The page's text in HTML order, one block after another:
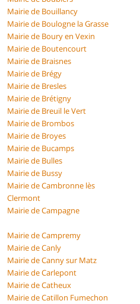
Mairie de Bouillancy
Mairie de Boulogne la Grasse
Mairie de Boury en Vexin
Mairie de Boutencourt
Mairie de Braisnes
Mairie de Brégy
Mairie de Bresles
Mairie de Brétigny
Mairie de Breuil le Vert
Mairie de Brombos
Mairie de Broyes
Mairie de Bucamps
Mairie de Bulles
Mairie de Bussy
Mairie de Cambronne lès
Clermont
Mairie de Campagne
Mairie de Campremy
Mairie de Canly
Mairie de Canny sur Matz
Mairie de Carlepont
Mairie de Catheux
Mairie de Catillon Fumechon